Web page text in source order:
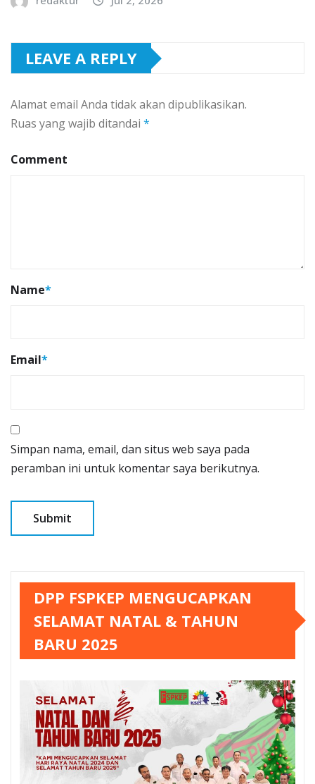
LEAVE A REPLY
Alamat email Anda tidak akan dipublikasikan.
Ruas yang wajib ditandai *
Comment
Name*
Email*
Simpan nama, email, dan situs web saya pada
peramban ini untuk komentar saya berikutnya.
DPP FSPKEP MENGUCAPKAN
SELAMAT NATAL & TAHUN
BARU 2025